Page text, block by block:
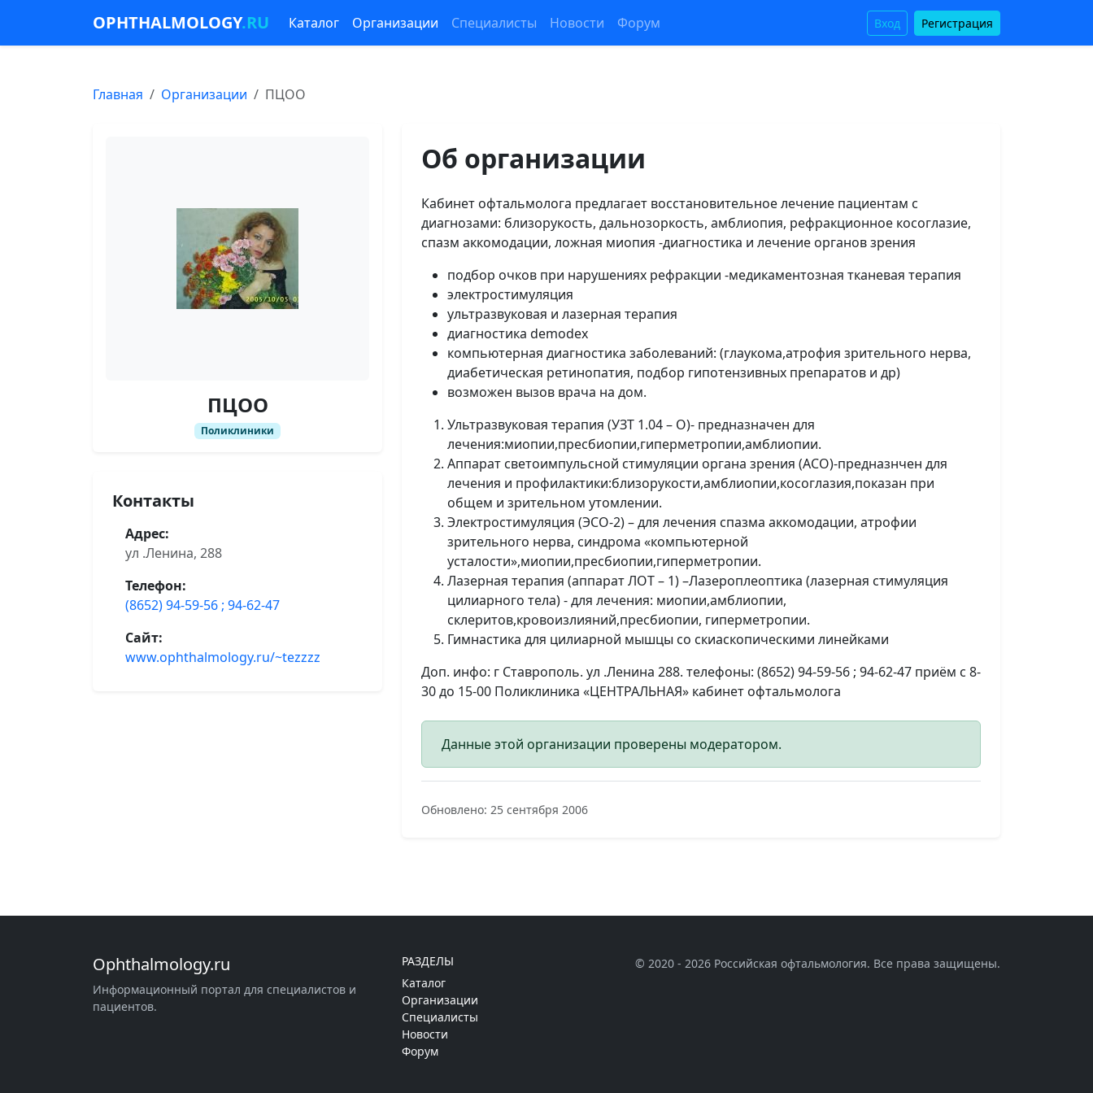
OPHTHALMOLOGY.RU Каталог Организации Специалисты Новости Форум Вход Регистрация
Главная Организации ПЦОО
ПЦОО
Поликлиники
Контакты
Адрес:
ул .Ленина, 288
Телефон:
(8652) 94-59-56 ; 94-62-47
Сайт:
www.ophthalmology.ru/~tezzzz
Об организации
Кабинет офтальмолога предлагает восстановительное лечение пациентам с
диагнозами: близорукость, дальнозоркость, амблиопия, рефракционное косоглазие,
спазм аккомодации, ложная миопия -диагностика и лечение органов зрения
подбор очков при нарушениях рефракции -медикаментозная тканевая терапия
электростимуляция
ультразвуковая и лазерная терапия
диагностика demodex
компьютерная диагностика заболеваний: (глаукома,атрофия зрительного нерва,
диабетическая ретинопатия, подбор гипотензивных препаратов и др)
возможен вызов врача на дом.
Ультразвуковая терапия (УЗТ 1.04 – О)- предназначен для
лечения:миопии,пресбиопии,гиперметропии,амблиопии.
Аппарат светоимпульсной стимуляции органа зрения (АСО)-предназнчен для
лечения и профилактики:близорукости,амблиопии,косоглазия,показан при
общем и зрительном утомлении.
Электростимуляция (ЭСО-2) – для лечения спазма аккомодации, атрофии
зрительного нерва, синдрома «компьютерной
усталости»,миопии,пресбиопии,гиперметропии.
Лазерная терапия (аппарат ЛОТ – 1) –Лазероплеоптика (лазерная стимуляция
цилиарного тела) - для лечения: миопии,амблиопии,
склеритов,кровоизлияний,пресбиопии, гиперметропии.
Гимнастика для цилиарной мышцы со скиаскопическими линейками
Доп. инфо: г Ставрополь. ул .Ленина 288. телефоны: (8652) 94-59-56 ; 94-62-47 приём с 8-
30 до 15-00 Поликлиника «ЦЕНТРАЛЬНАЯ» кабинет офтальмолога
Данные этой организации проверены модератором.
Обновлено: 25 сентября 2006
Ophthalmology.ru
Информационный портал для специалистов и
пациентов.
РАЗДЕЛЫ
Каталог
Организации
Специалисты
Новости
Форум
© 2020 - 2026 Российская офтальмология. Все права защищены.